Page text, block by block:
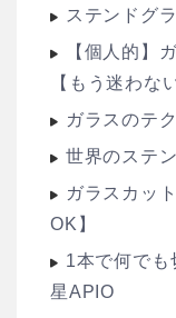
ステンドグ
【個人的】
【もう迷わな
ガラスのテ
世界のステ
ガラスカッ
OK】
1本で何でも
星APIO